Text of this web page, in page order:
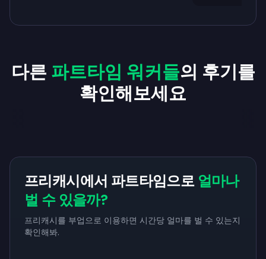
다른 파트타임 워커들의 후기를
확인해보세요
프리캐시에서 파트타임으로 얼마나
벌 수 있을까?
프리캐시를 부업으로 이용하면 시간당 얼마를 벌 수 있는지
확인해봐.